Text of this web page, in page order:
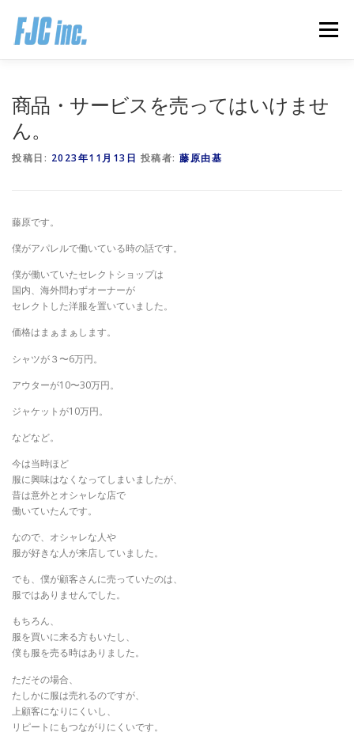
メニュー
商品・サービスを売ってはいけませ
ん。
投稿日: 2023年11月13日 投稿者: 藤原由基
藤原です。
僕がアパレルで働いている時の話です。
僕が働いていたセレクトショップは
国内、海外問わずオーナーが
セレクトした洋服を置いていました。
価格はまぁまぁします。
シャツが３〜6万円。
アウターが10〜30万円。
ジャケットが10万円。
などなど。
今は当時ほど
服に興味はなくなってしまいましたが、
昔は意外とオシャレな店で
働いていたんです。
なので、オシャレな人や
服が好きな人が来店していました。
でも、僕が顧客さんに売っていたのは、
服ではありませんでした。
もちろん、
服を買いに来る方もいたし、
僕も服を売る時はありました。
ただその場合、
たしかに服は売れるのですが、
上顧客になりにくいし、
リピートにもつながりにくいです。